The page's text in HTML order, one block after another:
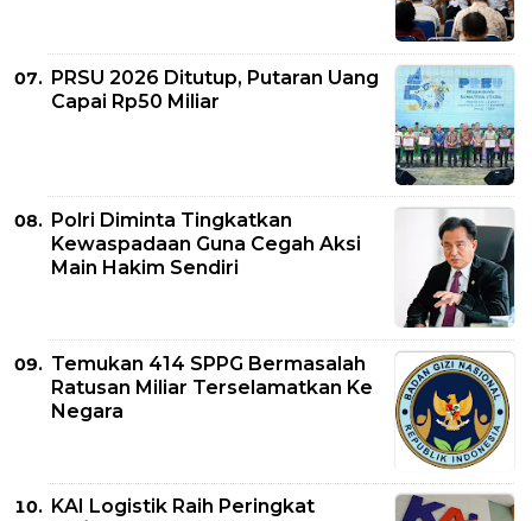
PRSU 2026 Ditutup, Putaran Uang
Capai Rp50 Miliar
Polri Diminta Tingkatkan
Kewaspadaan Guna Cegah Aksi
Main Hakim Sendiri
Temukan 414 SPPG Bermasalah
Ratusan Miliar Terselamatkan Ke
Negara
KAI Logistik Raih Peringkat